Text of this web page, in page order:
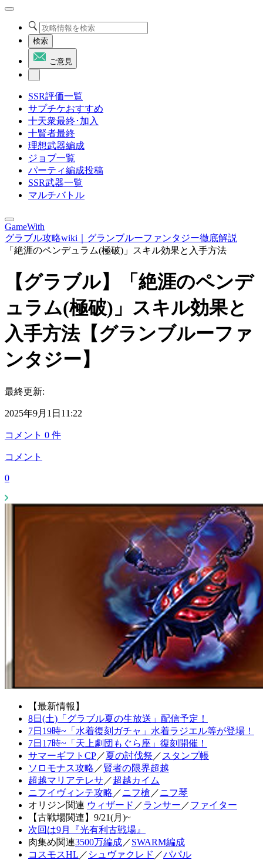
検索
ご意見
SSR評価一覧
サプチケおすすめ
十天衆最終･加入
十賢者最終
理想武器編成
ジョブ一覧
パーティ編成投稿
SSR武器一覧
マルチバトル
GameWith
グラブル攻略wiki｜グランブルーファンタジー徹底解説
「絶涯のペンデュラム(極破)」スキル効果と入手方法
【グラブル】「絶涯のペンデ
ュラム(極破)」スキル効果と
入手方法【グランブルーファ
ンタジー】
最終更新:
2025年9月1日11:22
コメント 0 件
コメント
0
【最新情報】
8日(土)「グラブル夏の生放送」配信予定！
7日19時~「水着復刻ガチャ」水着ラジエル等が登場！
7日17時~「天上劇団もぐら座」復刻開催！
サマーギフトCP／夏の討伐祭 ／ スタンプ帳
ソロモナス攻略 ／賢者の限界超越
超越マリアテレサ ／超越カイム
ニフイヴィンテ攻略 ／ニフ槍 ／ニフ琴
オリジン関連 ウィザード ／ランサー ／ファイター
【古戦場関連】9/21(月)~
次回は9月『光有利古戦場』
肉集め関連3500万編成／SWARM編成
コスモスHL ／ シュヴァクレド ／パパル